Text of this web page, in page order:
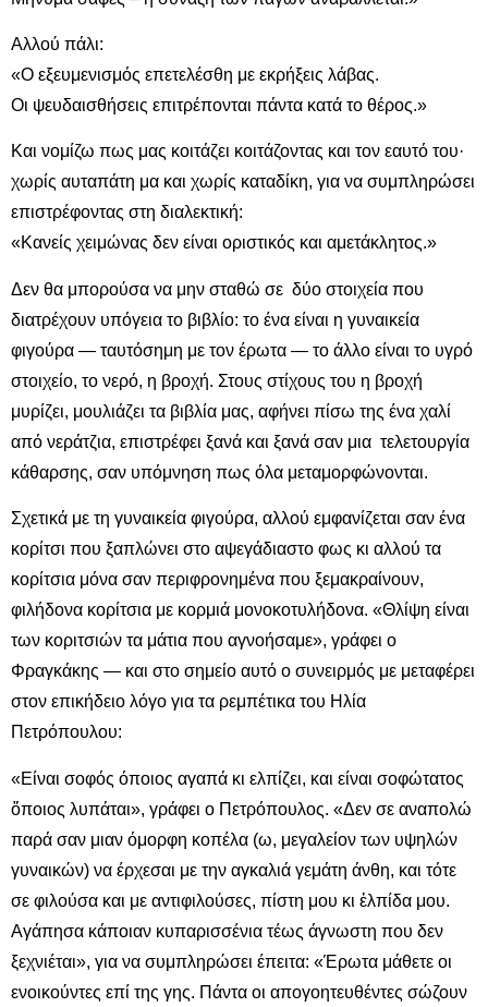
Αλλού πάλι:
«Ο εξευμενισμός επετελέσθη με εκρήξεις λάβας.
Οι ψευδαισθήσεις επιτρέπονται πάντα κατά το θέρος.»
Και νομίζω πως μας κοιτάζει κοιτάζοντας και τον εαυτό του·
χωρίς αυταπάτη μα και χωρίς καταδίκη, για να συμπληρώσει
επιστρέφοντας στη διαλεκτική:
«Κανείς χειμώνας δεν είναι οριστικός και αμετάκλητος.»
Δεν θα μπορούσα να μην σταθώ σε δύο στοιχεία που
διατρέχουν υπόγεια το βιβλίο: το ένα είναι η γυναικεία
φιγούρα — ταυτόσημη με τον έρωτα — το άλλο είναι το υγρό
στοιχείο, το νερό, η βροχή. Στους στίχους του η βροχή
μυρίζει, μουλιάζει τα βιβλία μας, αφήνει πίσω της ένα χαλί
από νεράτζια, επιστρέφει ξανά και ξανά σαν μια τελετουργία
κάθαρσης, σαν υπόμνηση πως όλα μεταμορφώνονται.
Σχετικά με τη γυναικεία φιγούρα, αλλού εμφανίζεται σαν ένα
κορίτσι που ξαπλώνει στο αψεγάδιαστο φως κι αλλού τα
κορίτσια μόνα σαν περιφρονημένα που ξεμακραίνουν,
φιλήδονα κορίτσια με κορμιά μονοκοτυλήδονα. «Θλίψη είναι
των κοριτσιών τα μάτια που αγνοήσαμε», γράφει ο
Φραγκάκης — και στο σημείο αυτό ο συνειρμός με μεταφέρει
στον επικήδειο λόγο για τα ρεμπέτικα του Ηλία
Πετρόπουλου:
«Είναι σοφός όποιος αγαπά κι ελπίζει, και είναι σοφώτατος
ὅποιος λυπάται», γράφει ο Πετρόπουλος. «Δεν σε αναπολώ
παρά σαν μιαν όμορφη κοπέλα (ω, μεγαλείον των υψηλών
γυναικών) να έρχεσαι με την αγκαλιά γεμάτη άνθη, και τότε
σε φιλούσα και με αντιφιλούσες, πίστη μου κι ἐλπίδα μου.
Αγάπησα κάποιαν κυπαρισσένια τέως άγνωστη που δεν
ξεχνιέται», για να συμπληρώσει έπειτα: «Έρωτα μάθετε οι
ενοικούντες επί της γης. Πάντα οι απογοητευθέντες σώζουν